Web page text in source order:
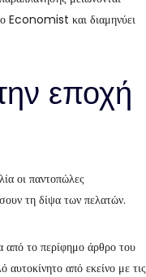
ο Economist και διαμηνύει
εποχή
οι παντοπώλες
τη δίψα των πελατών.
το περίφημο άρθρο του
αυτοκίνητο από εκείνο με τις